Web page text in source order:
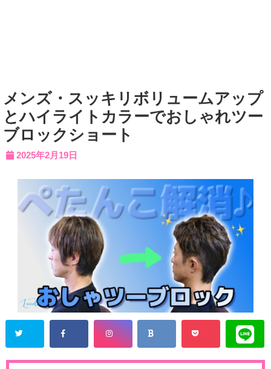
メンズ・スッキリボリュームアップ
とハイライトカラーでおしゃれツー
ブロックショート
2025年2月19日